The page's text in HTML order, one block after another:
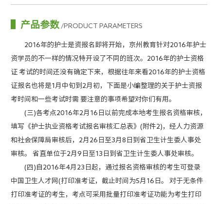
产品参数 /PRODUCT PARAMETERS
2016年的护士是资报名即将开始，京州教育针对2016年护士
资学员的不一样的情况特开设了不同的班次。2016年的护士资格
证 考试的时间还没有确定下来，根据往年来看2016年的护士资格
证报名也将是1月中旬到2月初，下面是小编整理的关于护士资报
考时间和一些考试时需 要注意的事项希望对你们有用。
(三)各考点2016年2月16日以前完成本地考生报名资格审核，
填写《护士执业资格考试报名审核汇总表》(附件2)，经人力资源
和社会保障局审核后，2月26日至3月8日到省卫生计生委人事处
审核。 省直单位于2月9日至13日到省卫生计生委人事处审核。
(四)自2016年4月23日起，通过报名资格审核的考生可登录
中国卫生人才网(打印准考证，截止时间为5月16日。 对于无条件
打印准考证的考生，考点可采用批量打印准考证功能为考生打印